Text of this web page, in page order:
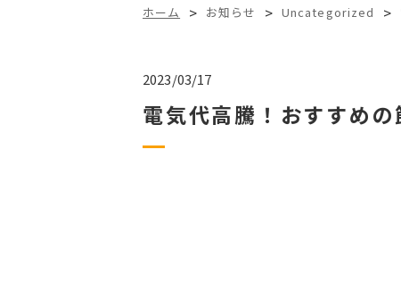
ホーム > お知らせ > Uncategorized >
2023/03/17
電気代高騰！おすすめ